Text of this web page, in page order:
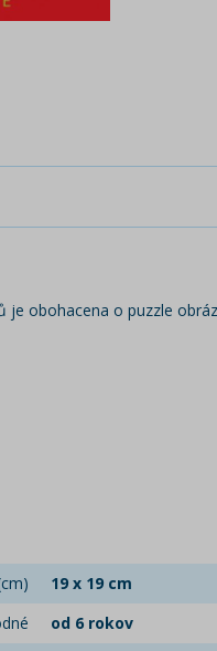
obohacena o puzzle
19 x 19 cm
od 6 rokov